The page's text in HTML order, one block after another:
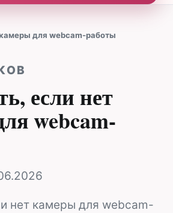
для webcam-работы
если нет
webcam-
нет камеры для webcam-